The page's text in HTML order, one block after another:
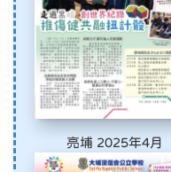
亮埔 2025年4月